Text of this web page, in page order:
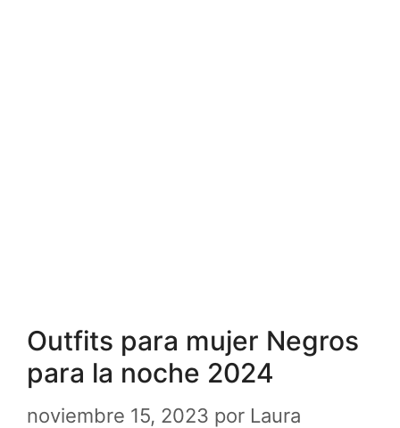
Outfits para mujer Negros
para la noche 2024
noviembre 15, 2023 por Laura